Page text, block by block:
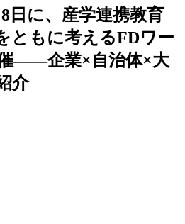
日に、産学連携教育
ともに考えるFDワー
――企業×自治体×大
介